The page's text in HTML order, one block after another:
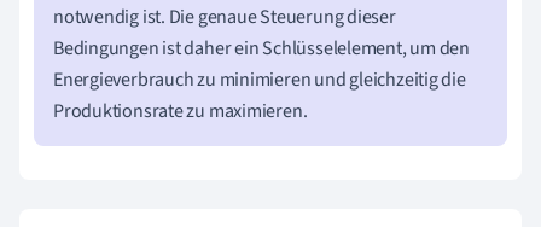
notwendig ist. Die genaue Steuerung dieser
Bedingungen ist daher ein Schlüsselelement, um den
Energieverbrauch zu minimieren und gleichzeitig die
Produktionsrate zu maximieren.